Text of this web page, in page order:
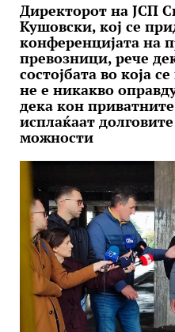
Директорот на ЈСП
Кушовски, кој се
конференцијата на
превозници, рече
состојбата во која
не е никакво
дека кон
исплаќаат
можности